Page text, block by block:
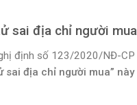
sai địa chỉ người
định số 123/2020/NĐ-CP
sai địa chỉ người mua”